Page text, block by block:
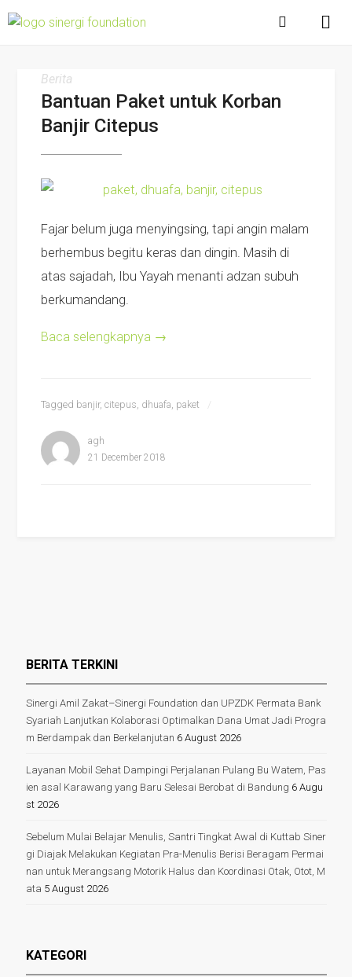
Berita
Bantuan Paket untuk Korban
Banjir Citepus
Fajar belum juga menyingsing, tapi angin malam
berhembus begitu keras dan dingin. Masih di
atas sajadah, Ibu Yayah menanti adzan subuh
berkumandang.
Baca selengkapnya →
Tagged banjir,citepus, dhuafa, paket
agh
21 December 2018
BERITA TERKINI
Sinergi Amil Zakat–Sinergi Foundation dan UPZDK Permata Bank
Syariah Lanjutkan Kolaborasi Optimalkan Dana Umat Jadi Progra
m Berdampak dan Berkelanjutan 6 August 2026
Layanan Mobil Sehat Dampingi Perjalanan Pulang Bu Watem, Pas
ien asal Karawang yang Baru Selesai Berobat di Bandung 6 Augu
st 2026
Sebelum Mulai Belajar Menulis, Santri Tingkat Awal di Kuttab Siner
gi Diajak Melakukan Kegiatan Pra-Menulis Berisi Beragam Permai
nan untuk Merangsang Motorik Halus dan Koordinasi Otak, Otot, M
ata 5 August 2026
KATEGORI